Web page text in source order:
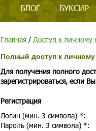
БЛОГ БУКСИР
Главная/ Доступ к личному
Полный доступ к личному
Для получения полного
зарегистрироваться, если
Регистрация
Логин (мин. 3 символа) *:
Пароль (мин. 3 символа) *: